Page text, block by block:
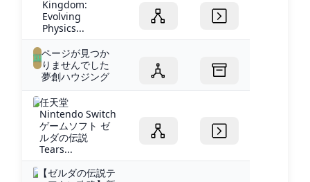
Kingdom:
Evolving
Physics...
ページが見つか
りませんでした
夢創ハウジング
任天堂
Nintendo Switch
ゲームソフト ゼ
ルダの伝説
Tears...
【ゼルダの伝説テ